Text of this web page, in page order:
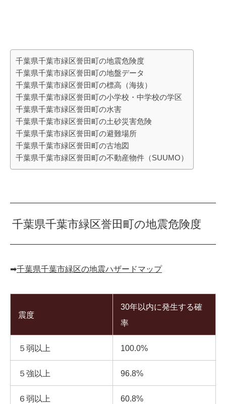
千葉県千葉市緑区誉田町の地震危険度
千葉県千葉市緑区誉田町の地盤データ
千葉県千葉市緑区誉田町の標高（海抜）
千葉県千葉市緑区誉田町の小学校・中学校の学区
千葉県千葉市緑区誉田町の水害
千葉県千葉市緑区誉田町の土砂災害危険
千葉県千葉市緑区誉田町の避難場所
千葉県千葉市緑区誉田町の古地図
千葉県千葉市緑区誉田町の不動産物件（SUUMO）
千葉県千葉市緑区誉田町の地震危険度
➡︎千葉県千葉市緑区の地震ハザードマップ
震度
30年以内に発生する確
率
５弱以上 100.0%
５強以上 96.8%
６弱以上 60.8%